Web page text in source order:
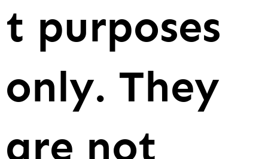
t purposes
only. They
are not